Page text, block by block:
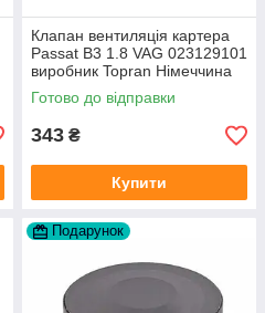
Клапан вентиляція картера
Passat B3 1.8 VAG 023129101
виробник Topran Німеччина
Готово до відправки
343 ₴
Купити
Подарунок